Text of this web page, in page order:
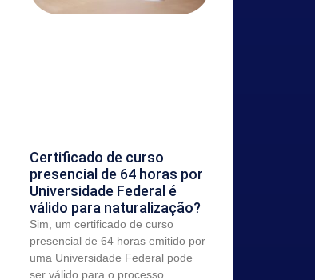
Certificado de curso
presencial de 64 horas por
Universidade Federal é
válido para naturalização?
Sim, um certificado de curso
presencial de 64 horas emitido por
uma Universidade Federal pode
ser válido para o processo